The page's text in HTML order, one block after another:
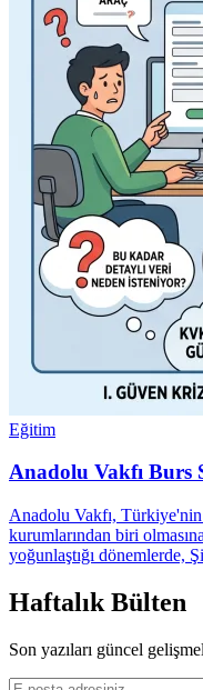
Eğitim
Anadolu Vakfı Burs
Anadolu Vakfı,
kurumlarından biri
yoğunlaştığı
Haftalık Bülten
Son yazıları güncel